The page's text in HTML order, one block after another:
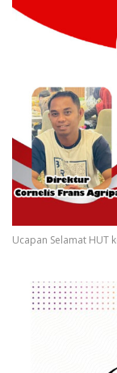
Ucapan Selamat HUT